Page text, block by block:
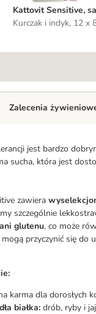
Kattovit Sensitive,
Kurczak i indyk, 12 x
jest bardzo
sucha, która jest
zawiera
glutenu, co może
przyczynić się
karma dla
białka: drób, ryby i
Zalecenia